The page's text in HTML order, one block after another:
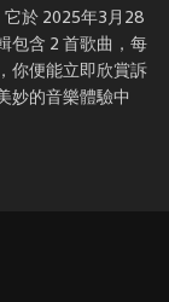
於 2025年3月28
包含 2 首歌曲，每
你便能立即欣賞訴
妙的音樂體驗中